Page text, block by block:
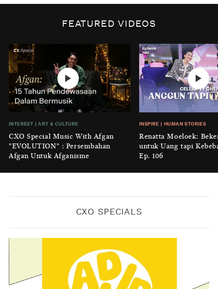
Biaya Tersembunyi dari Insecurity
KONTRIBUTOR CXO MEDIA
INTEREST|HOME
No Place Like: Camping Ground
Cidulang
KONTRIBUTOR CXO MEDIA
GENERAL KNOWLEDGE
Luruhnya Daun Terakhir: Kala
'Benteng Alam' yang Tak Lagi Bisa
Melindungi
BYKONTRIBUTOR CXO MEDIA
FEATURED VIDEOS
INTEREST |ART & CULTURE
CXO Special Music With Afgan
"EVOLUTION" : Persembahan
Afgan Untuk Afganisme
INSPIRE HUMAN STORIES
Renatta Moeloek:
untuk Uang tapi
Ep. 106
CXO SPECIALS